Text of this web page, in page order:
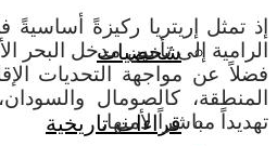
شخصيات
قراءات تاريخية
إذ تمثل إريتريا ركيزةً أساسيةً
الرامية إلى تأمين مدخل البحر
فضلاً عن مواجهة التحديات
المنطقة، كالصومال
تهديداً مباشراً لأمنها.